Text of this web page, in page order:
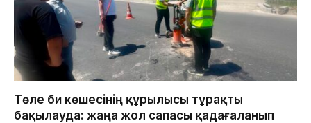
Төле би көшесінің құрылысы тұрақты
бақылауда: жаңа жол сапасы қадағаланып